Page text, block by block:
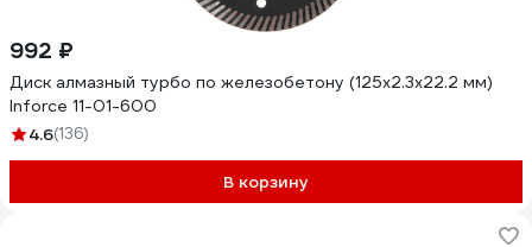
992 ₽
Диск алмазный турбо по железобетону (125х2.3x22.2 мм)
Inforce 11-01-600
4.6(136)
В корзину